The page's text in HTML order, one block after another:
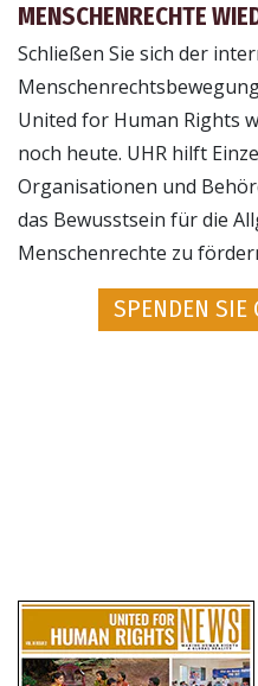
MENSCHENRECHTE
Schließen Sie sich der
United for Human Rights
noch heute. UHR hilft
Organisationen und
das Bewusstsein für die
Menschenrechte zu
SPENDEN SIE